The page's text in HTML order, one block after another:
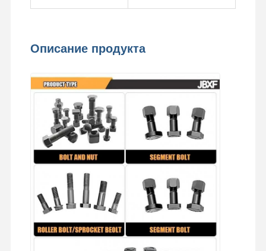
О Нас
Экскурсия
По Заводу
Контроль
Свяжитесь С
Новости Случаи Блог
Запросите
Цитату
Описание продукта